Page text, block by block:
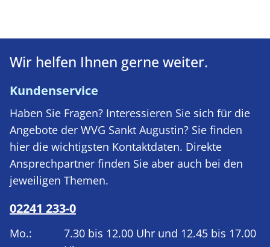
Wir helfen Ihnen gerne weiter.
Kundenservice
Haben Sie Fragen? Interessieren Sie sich für die
Angebote der WVG Sankt Augustin? Sie finden
hier die wichtigsten Kontaktdaten. Direkte
Ansprechpartner finden Sie aber auch bei den
jeweiligen Themen.
02241 233-0
Mo.:
7.30 bis 12.00 Uhr und 12.45 bis 17.00